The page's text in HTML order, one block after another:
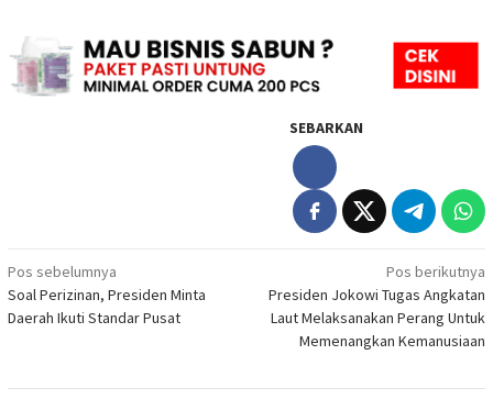
SEBARKAN
Navigasi
pos
Pos sebelumnya
Soal Perizinan, Presiden Minta
Daerah Ikuti Standar Pusat
Pos berikutnya
Presiden Jokowi Tugas Angkatan
Laut Melaksanakan Perang Untuk
Memenangkan Kemanusiaan